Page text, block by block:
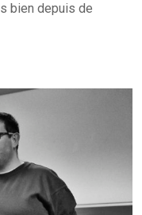
bien depuis de